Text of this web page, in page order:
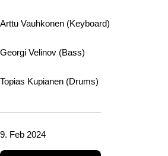
9. Feb 2024
Arttu Vauhkonen (Keyboard)
Georgi Velinov (Bass)
Topias Kupianen (Drums)